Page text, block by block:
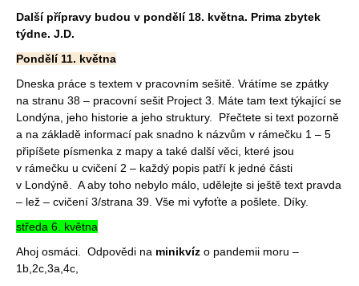
Další přípravy budou v pondělí 18. května. Prima zbytek
týdne. J.D.
Pondělí 11. května
Dneska práce s textem v pracovním sešitě. Vrátíme se zpátky
na stranu 38 – pracovní sešit Project 3. Máte tam text týkající se
Londýna, jeho historie a jeho struktury. Přečtete si text pozorně
a na základě informací pak snadno k názvům v rámečku 1 – 5
připíšete písmenka z mapy a také další věci, které jsou
v rámečku u cvičení 2 – každý popis patří k jedné části
v Londýně. A aby toho nebylo málo, udělejte si ještě text pravda
– lež – cvičení 3/strana 39. Vše mi vyfoťte a pošlete. Díky.
středa 6. května
Ahoj osmáci. Odpovědi na minikvíz o pandemii moru –
1b,2c,3a,4c,